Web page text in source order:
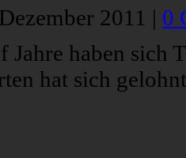
2011 | 0
haben sich
hat sich